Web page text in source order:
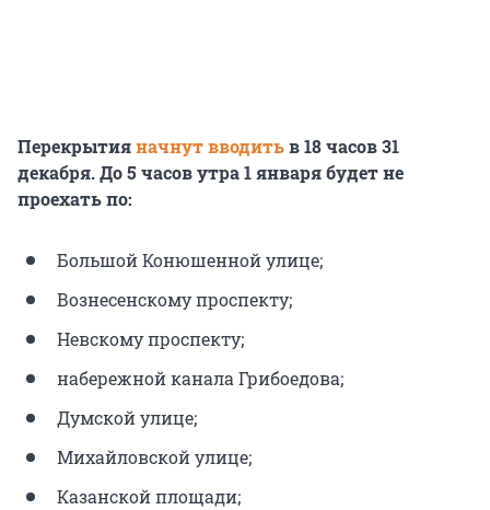
Перекрытияначнут вводитьв 18 часов 31
декабря. До 5 часов утра 1 января будет не
проехать по:
Большой Конюшенной улице;
Вознесенскому проспекту;
Невскому проспекту;
набережной канала Грибоедова;
Думской улице;
Михайловской улице;
Казанской площади;